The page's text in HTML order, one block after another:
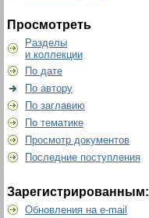
Просмотреть
Разделы
и коллекции
По дате
По автору
По заглавию
По тематике
Просмотр документов
Последние поступления
Зарегистрированным:
Обновления на e-mail